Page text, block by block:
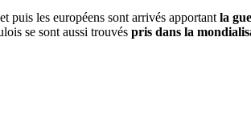
puis les européens sont arrivés apportant la
se sont aussi trouvés pris dans la